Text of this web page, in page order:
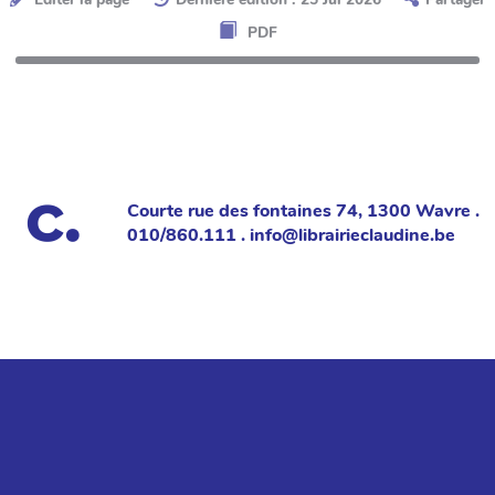
PDF
Courte rue des fontaines 74, 1300 Wavre .
010/860.111 . info@librairieclaudine.be